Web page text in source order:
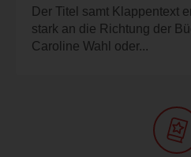
Der Titel samt Klappentext
stark an die Richtung der
Caroline Wahl oder...